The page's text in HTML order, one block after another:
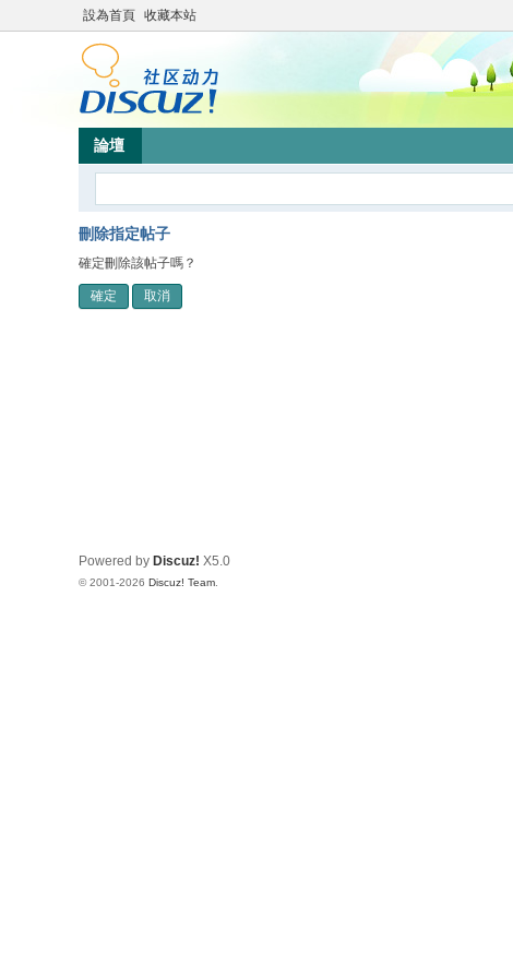
設為首頁 收藏本站
論壇
刪除指定帖子
確定刪除該帖子嗎？
確定 取消
Powered by Discuz! X5.0
© 2001-2026 Discuz! Team